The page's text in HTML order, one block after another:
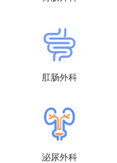
肛肠外科
泌尿外科